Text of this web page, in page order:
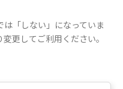
「しない」になっていま
更してご利用ください。